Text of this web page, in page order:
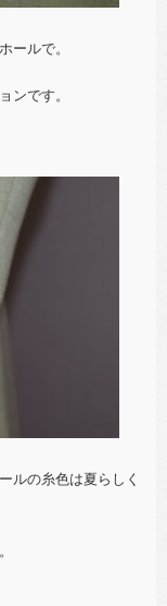
ールで。
ンです。
ルの糸色は夏らしく